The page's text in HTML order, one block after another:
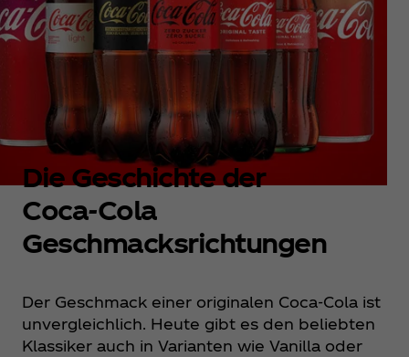
Die Geschichte der
Coca‑Cola
Geschmacksrichtungen
Der Geschmack einer originalen Coca‑Cola ist
unvergleichlich. Heute gibt es den beliebten
Klassiker auch in Varianten wie Vanilla oder